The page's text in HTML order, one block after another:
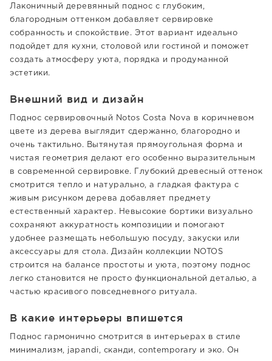
Лаконичный деревянный поднос с глубоким,
благородным оттенком добавляет сервировке
собранность и спокойствие. Этот вариант идеально
подойдет для кухни, столовой или гостиной и поможет
создать атмосферу уюта, порядка и продуманной
эстетики.
Внешний вид и дизайн
Поднос сервировочный Notos Costa Nova в коричневом
цвете из дерева выглядит сдержанно, благородно и
очень тактильно. Вытянутая прямоугольная форма и
чистая геометрия делают его особенно выразительным
в современной сервировке. Глубокий древесный оттенок
смотрится тепло и натурально, а гладкая фактура с
живым рисунком дерева добавляет предмету
естественный характер. Невысокие бортики визуально
сохраняют аккуратность композиции и помогают
удобнее размещать небольшую посуду, закуски или
аксессуары для стола. Дизайн коллекции NOTOS
строится на балансе простоты и уюта, поэтому поднос
легко становится не просто функциональной деталью, а
частью красивого повседневного ритуала.
В какие интерьеры впишется
Поднос гармонично смотрится в интерьерах в стиле
минимализм, japandi, сканди, contemporary и эко. Он